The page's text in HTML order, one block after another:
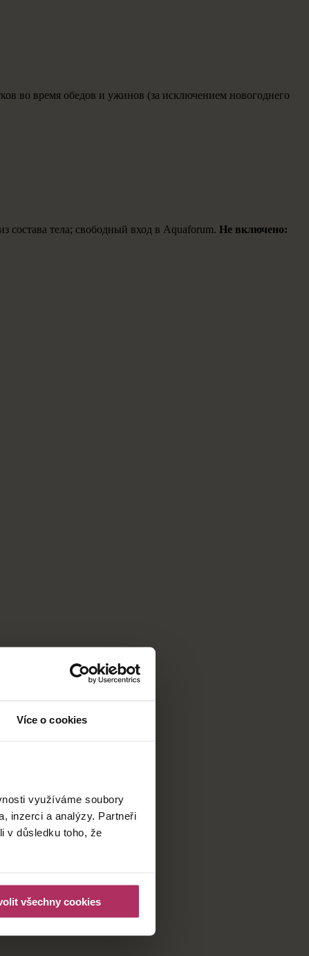
Více o cookies
využíváme soubory
inzerci a analýzy. Partneři
v důsledku toho, že
všechny cookies
во время обедов и ужинов (за исключением новогоднего
состава тела; свободный вход в Aquaforum. Не включено: